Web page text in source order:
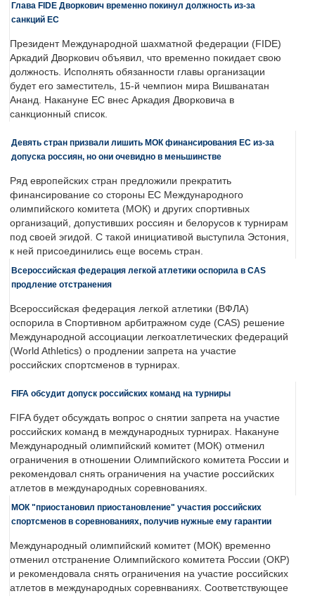
Глава FIDE Дворкович временно покинул должность из-за
санкций ЕС
Президент Международной шахматной федерации (FIDE)
Аркадий Дворкович объявил, что временно покидает свою
должность. Исполнять обязанности главы организации
будет его заместитель, 15-й чемпион мира Вишванатан
Ананд. Накануне ЕС внес Аркадия Дворковича в
санкционный список.
Девять стран призвали лишить МОК финансирования ЕС из-за
допуска россиян, но они очевидно в меньшинстве
Ряд европейских стран предложили прекратить
финансирование со стороны ЕС Международного
олимпийского комитета (МОК) и других спортивных
организаций, допустивших россиян и белорусов к турнирам
под своей эгидой. С такой инициативой выступила Эстония,
к ней присоединились еще восемь стран.
Всероссийская федерация легкой атлетики оспорила в CAS
продление отстранения
Всероссийская федерация легкой атлетики (ВФЛА)
оспорила в Спортивном арбитражном суде (CAS) решение
Международной ассоциации легкоатлетических федераций
(World Athletics) о продлении запрета на участие
российских спортсменов в турнирах.
FIFA обсудит допуск российских команд на турниры
FIFA будет обсуждать вопрос о снятии запрета на участие
российских команд в международных турнирах. Накануне
Международный олимпийский комитет (МОК) отменил
ограничения в отношении Олимпийского комитета России и
рекомендовал снять ограничения на участие российских
атлетов в международных соревнованиях.
МОК "приостановил приостановление" участия российских
спортсменов в соревнованиях, получив нужные ему гарантии
Международный олимпийский комитет (МОК) временно
отменил отстранение Олимпийского комитета России (ОКР)
и рекомендовала снять ограничения на участие российских
атлетов в международных соревнваниях. Соответствующее